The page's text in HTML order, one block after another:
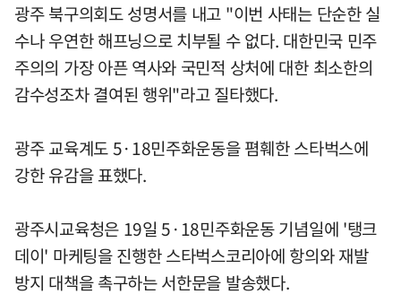
광주 북구의회도 성명서를 내고 "이번 사태는 단순한 실
수나 우연한 해프닝으로 치부될 수 없다. 대한민국 민주
주의의 가장 아픈 역사와 국민적 상처에 대한 최소한의
감수성조차 결여된 행위"라고 질타했다.
광주 교육계도 5·18민주화운동을 폄훼한 스타벅스에
강한 유감을 표했다.
광주시교육청은 19일 5·18민주화운동 기념일에 '탱크
데이' 마케팅을 진행한 스타벅스코리아에 항의와 재발
방지 대책을 촉구하는 서한문을 발송했다.